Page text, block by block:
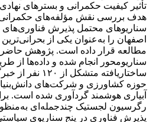
تأثیر کیفیت حکمرانی و بسترهای
هدف بررسی نقش مؤلفه‌های
سناریوهای محتمل پذیرش
اصفهان را به‌عنوان یکی از
مطالعه قرار داده است. پژوهش
سناریومحور انجام شده و داده‌ها از
ساختاریافته
حوزه کشاورزی و شرکت‌های
آبیاری هوشمند گردآوری شده است.
رگرسیون لجستیک چندجمله‌ای
پذیرش فناوری در پنج سناریوی